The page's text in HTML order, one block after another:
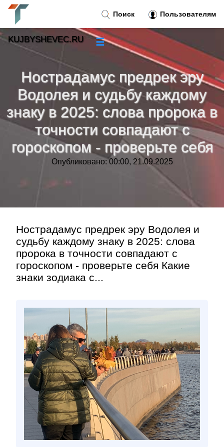
Нострадамус предрек эру
Водолея и судьбу каждому
знаку в 2025: слова пророка в
точности совпадают с
гороскопом - проверьте себя
Опубликовано: 00:00, 21.09.2025
Нострадамус предрек эру Водолея и
судьбу каждому знаку в 2025: слова
пророка в точности совпадают с
гороскопом - проверьте себя Какие
знаки зодиака с...
Поиск Пользователям
KUJBYSHEVEC.RU ☰
Новости
Тренды новостей»
Рубрики»